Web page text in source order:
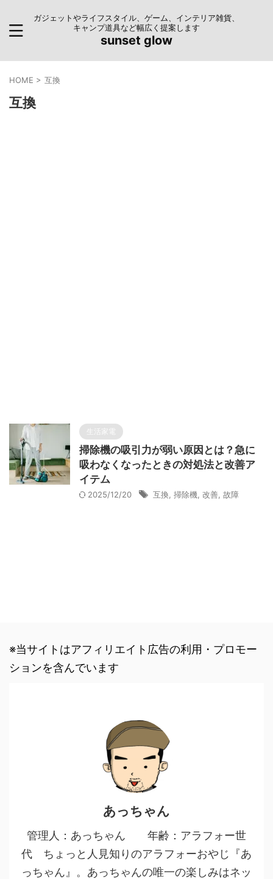
ガジェットやライフスタイル、ゲーム、インテリア雑貨、
キャンプ道具など幅広く提案します
sunset glow
HOME > 互換
互換
生活家電
掃除機の吸引力が弱い原因とは？急に
吸わなくなったときの対処法と改善ア
イテム
2025/12/20 互換 掃除機 改善 故障
※当サイトはアフィリエイト広告の利用・プロモー
ションを含んでいます
あっちゃん
管理人：あっちゃん 年齢：アラフォー世
代 ちょっと人見知りのアラフォーおやじ『あ
っちゃん』。あっちゃんの唯一の楽しみはネッ